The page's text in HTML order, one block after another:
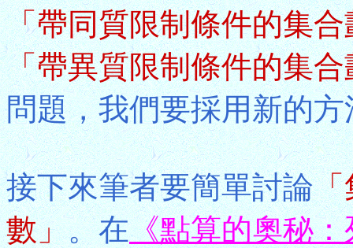
「帶同質限制條件的集合
「帶異質限制條件的集合
問題，我們要採用新的
接下來筆者要簡單討論「
數」。在《點算的奧秘